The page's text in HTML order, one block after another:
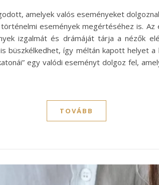
amelyek valós eseményeket
események megértéséhez is.
izgalmát és drámáját tárja a nézők
így méltán kapott helyet a
egy valódi eseményt dolgoz fel,
TOVÁBB